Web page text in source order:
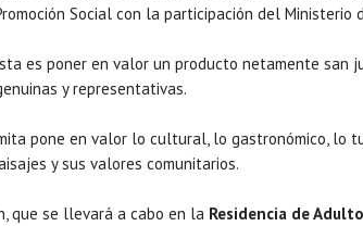
Social con la participación del Ministerio
es poner en valor un producto netamente san
y representativas.
pone en valor lo cultural, lo gastronómico, lo
y sus valores comunitarios.
que se llevará a cabo en la Residencia de